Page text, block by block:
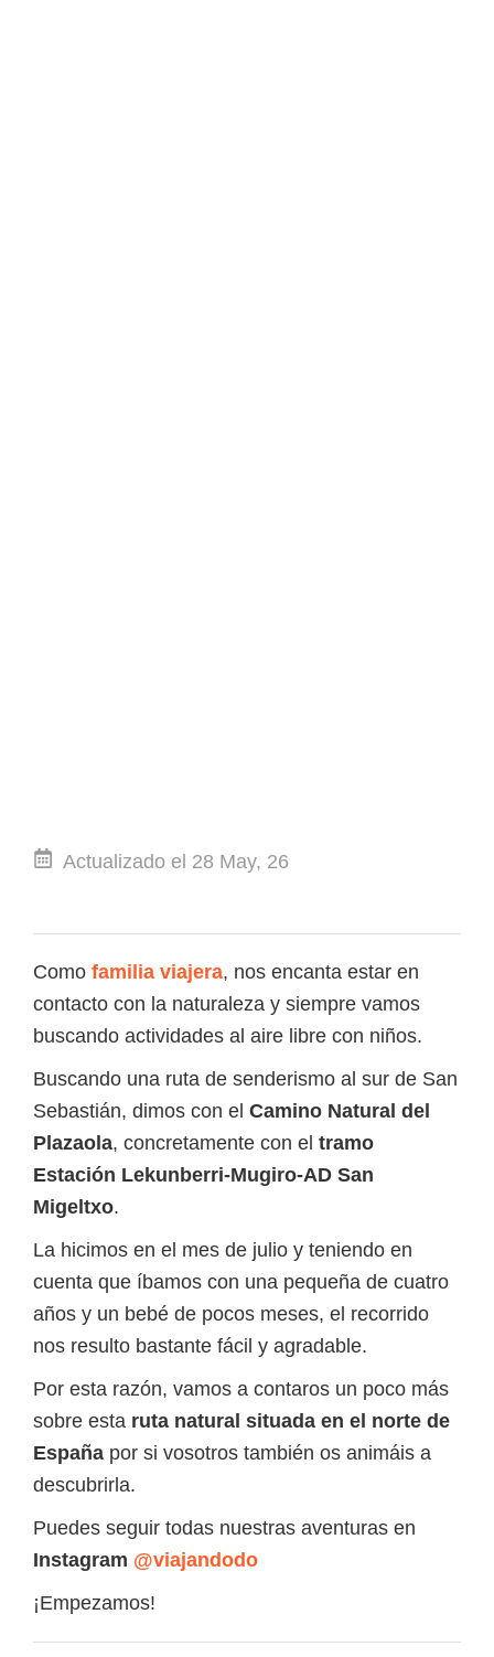
Actualizado el 28 May, 26
Como familia viajera, nos encanta estar en
contacto con la naturaleza y siempre vamos
buscando actividades al aire libre con niños.
Buscando una ruta de senderismo al sur de San
Sebastián, dimos con el Camino Natural del
Plazaola, concretamente con el tramo
Estación Lekunberri-Mugiro-AD San
Migeltxo.
La hicimos en el mes de julio y teniendo en
cuenta que íbamos con una pequeña de cuatro
años y un bebé de pocos meses, el recorrido
nos resulto bastante fácil y agradable.
Por esta razón, vamos a contaros un poco más
sobre esta ruta natural situada en el norte de
España por si vosotros también os animáis a
descubrirla.
Puedes seguir todas nuestras aventuras en
Instagram @viajandodo
¡Empezamos!